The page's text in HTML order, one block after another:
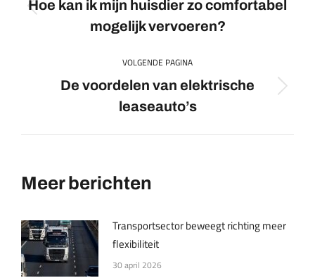
Previous
post:
Hoe kan ik mijn huisdier zo comfortabel
mogelijk vervoeren?
VOLGENDE PAGINA
Volgende
pagina
De voordelen van elektrische
leaseauto’s
Meer berichten
Transportsector beweegt richting meer
flexibiliteit
30 april 2026